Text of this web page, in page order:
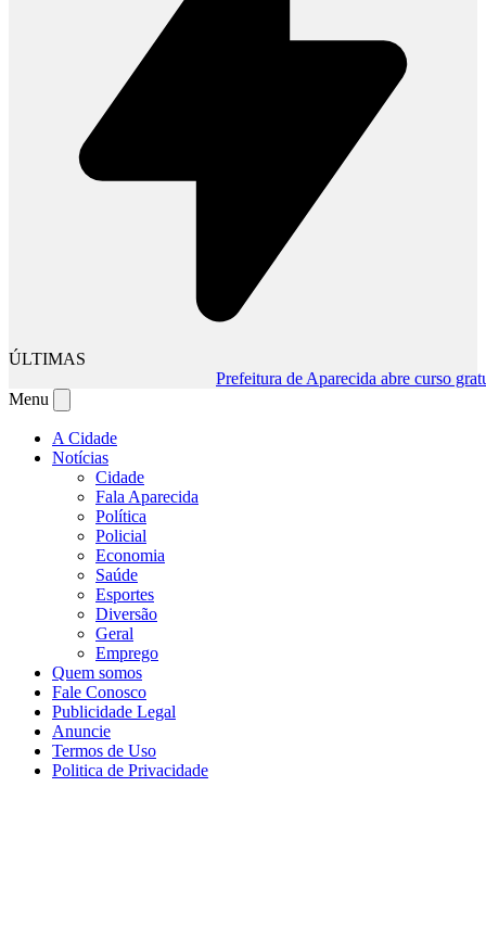
ÚLTIMAS
Prefeitura de Aparecida abre curso
Menu
A Cidade
Notícias
Cidade
Fala Aparecida
Política
Policial
Economia
Saúde
Esportes
Diversão
Geral
Emprego
Quem somos
Fale Conosco
Publicidade Legal
Anuncie
Termos de Uso
Politica de Privacidade